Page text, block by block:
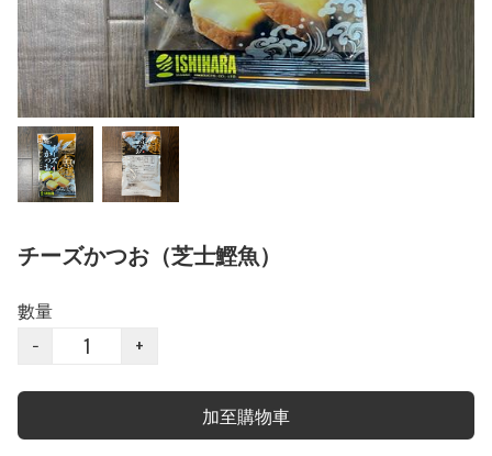
チーズかつお（芝士鰹魚）
數量
−
+
加至購物車